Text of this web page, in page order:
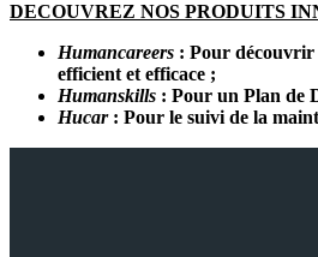
DECOUVREZ NOS PRODUITS
Humancareers : Pour découvrir
efficient et efficace ;
Humanskills : Pour un Plan de
Hucar: Pour le suivi de la